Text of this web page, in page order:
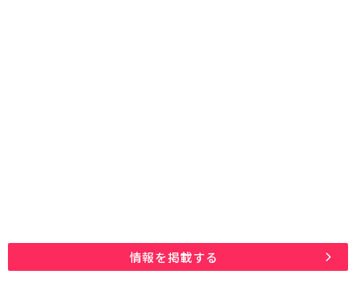
情報を掲載する